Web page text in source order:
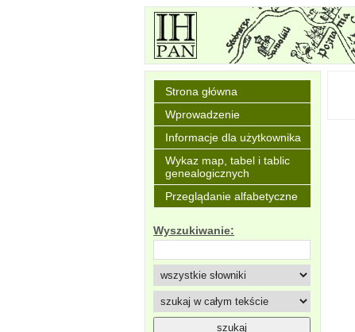
Strona główna
Wprowadzenie
Informacje dla użytkownika
Wykaz map, tabel i tablic
genealogicznych
Przeglądanie alfabetyczne
Wyszukiwanie: